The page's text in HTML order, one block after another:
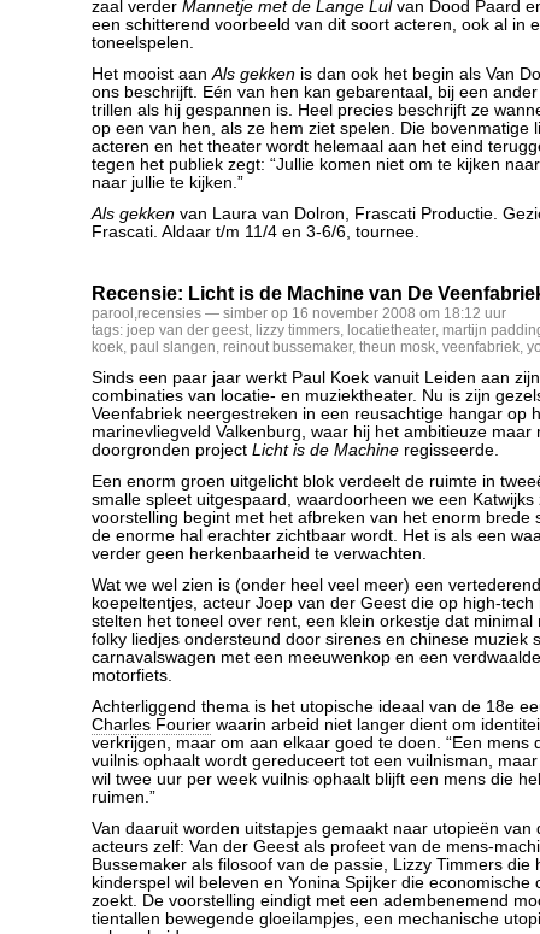
zaal verder Mannetje met de Lange Lulvan Dood Paard
een schitterend voorbeeld van dit soort acteren, ook al in
toneelspelen.
Het mooist aanAls gekken is dan ook het begin als Van
ons beschrijft. Eén van hen kan gebarentaal, bij een
trillen als hij gespannen is. Heel precies beschrijft ze
op een van hen, als ze hem ziet spelen. Die bovenmatige
acteren en het theater wordt helemaal aan het eind
tegen het publiek zegt: “Jullie komen niet om te kijken
naar jullie te kijken.”
Als gekken van Laura van Dolron, Frascati Productie.
Frascati. Aldaar t/m 11/4 en 3-6/6, tournee.
Recensie: Licht is de Machine van De
parool ,recensies — simber op 16 november 2008 om 18:12 uur
tags: joep van der geest, lizzy timmers, locatietheater, martijn
koek, paul slangen, reinout bussemaker, theun mosk, veenfabriek,
Sinds een paar jaar werkt Paul Koek vanuit Leiden aan
combinaties van locatie- en muziektheater. Nu is zijn
Veenfabriek neergestreken in een reusachtige hangar op
marinevliegveld Valkenburg, waar hij het ambitieuze maar
doorgronden project Licht is de Machine regisseerde.
Een enorm groen uitgelicht blok verdeelt de ruimte in
smalle spleet uitgespaard, waardoorheen we een Katwijks
voorstelling begint met het afbreken van het enorm brede
de enorme hal erachter zichtbaar wordt. Het is als een
verder geen herkenbaarheid te verwachten.
Wat we wel zien is (onder heel veel meer) een
koepeltentjes, acteur Joep van der Geest die op high-tech
stelten het toneel over rent, een klein orkestje dat minimal
folky liedjes ondersteund door sirenes en chinese muziek
carnavalswagen met een meeuwenkop en een
motorfiets.
Achterliggend thema is het utopische ideaal van de 18e
Charles Fourier waarin arbeid niet langer dient om
verkrijgen, maar om aan elkaar goed te doen. “Een mens
vuilnis ophaalt wordt gereduceert tot een vuilnisman,
wil twee uur per week vuilnis ophaalt blijft een mens die
ruimen.”
Van daaruit worden uitstapjes gemaakt naar utopieën van
acteurs zelf: Van der Geest als profeet van de mens-
Bussemaker als filosoof van de passie, Lizzy Timmers die
kinderspel wil beleven en Yonina Spijker die economische
zoekt. De voorstelling eindigt met een adembenemend
tientallen bewegende gloeilampjes, een mechanische